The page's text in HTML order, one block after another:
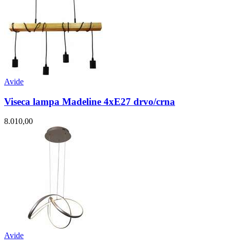
Avide
Viseca lampa Madeline 4xE27 drvo/crna
8.010,00
Avide